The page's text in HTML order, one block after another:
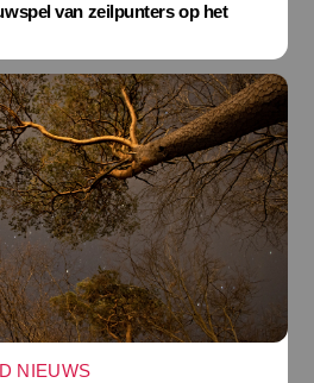
van zeilpunters op het
NIEUWS